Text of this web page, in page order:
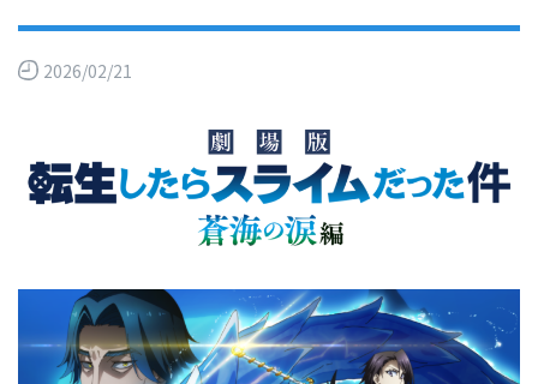
2026/02/21